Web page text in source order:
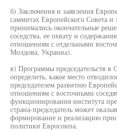
б) Заключения и заявления
саммитах Европейского Совета и
принимались окончательные
соседства, ее охвату и
отношениям с отдельными
Молдова, Украина).
в) Программы председательств в
определить, какое место
председателем развитию
отношениям с восточными
функционирования института
страна-председатель может
формирование и реализацию
политики Евросоюза.